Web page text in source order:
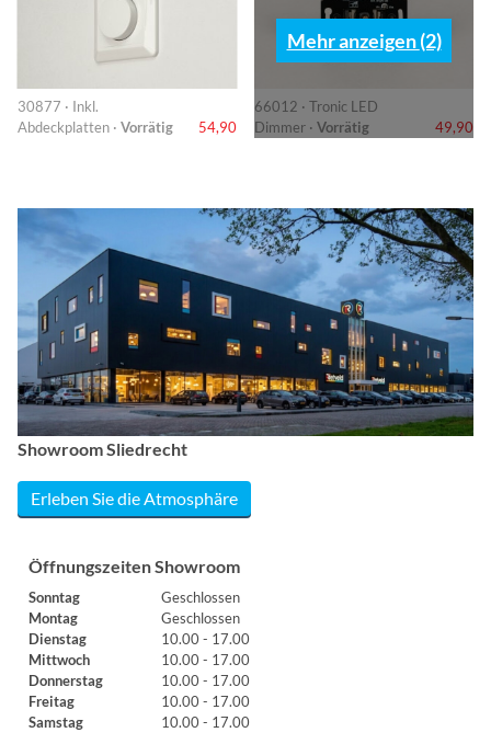
30877 · Inkl.
Abdeckplatten · Vorrätig 54,90
66012 · Tronic LED
Dimmer · Vorrätig 49,90
Mehr anzeigen (2)
Showroom Sliedrecht
Erleben Sie die Atmosphäre
Öffnungszeiten Showroom
Sonntag
Geschlossen
Montag
Geschlossen
Dienstag
10.00 - 17.00
Mittwoch
10.00 - 17.00
Donnerstag
10.00 - 17.00
Freitag
10.00 - 17.00
Samstag
10.00 - 17.00